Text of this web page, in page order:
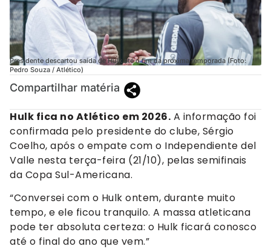
Presidente descartou saída de Hulk até o fim da próxima temporada (Foto:
Pedro Souza / Atlético)
Compartilhar matéria
Hulk fica no Atlético em 2026. A informação foi
confirmada pelo presidente do clube, Sérgio
Coelho, após o empate com o Independiente del
Valle nesta terça-feira (21/10), pelas semifinais
da Copa Sul-Americana.
“Conversei com o Hulk ontem, durante muito
tempo, e ele ficou tranquilo. A massa atleticana
pode ter absoluta certeza: o Hulk ficará conosco
até o final do ano que vem.”